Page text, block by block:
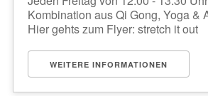
Kombination aus Qi Gong, Yoga &
Hier gehts zum Flyer: stretch it out
WEITERE INFORMATIONEN